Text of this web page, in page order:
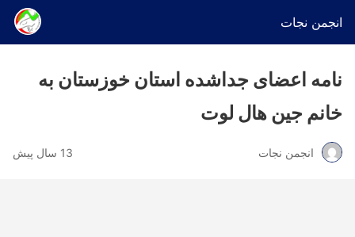
انجمن نجات
نامه اعضای جداشده استان خوزستان به
خانم جین هال لوت
انجمن نجات 13 سال پیش